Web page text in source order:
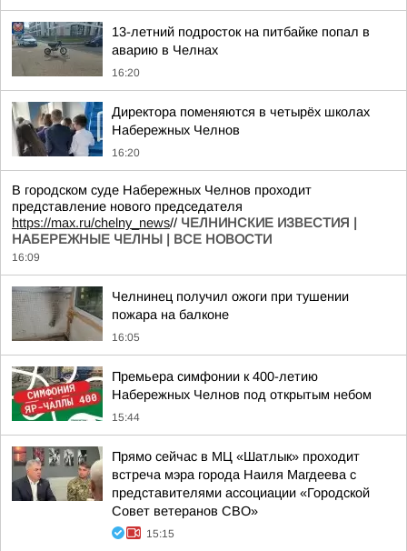
13-летний подросток на питбайке попал в
аварию в Челнах
16:20
Директора поменяются в четырёх школах
Набережных Челнов
16:20
В городском суде Набережных Челнов проходит
представление нового председателя
https://max.ru/chelny_news// ЧЕЛНИНСКИЕ ИЗВЕСТИЯ |
НАБЕРЕЖНЫЕ ЧЕЛНЫ | ВСЕ НОВОСТИ
16:09
Челнинец получил ожоги при тушении
пожара на балконе
16:05
Премьера симфонии к 400-летию
Набережных Челнов под открытым небом
15:44
Прямо сейчас в МЦ «Шатлык» проходит
встреча мэра города Наиля Магдеева с
представителями ассоциации «Городской
Совет ветеранов СВО»
15:15